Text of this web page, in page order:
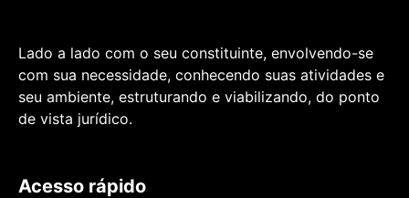
Lado a lado com o seu constituinte, envolvendo-se
com sua necessidade, conhecendo suas atividades e
seu ambiente, estruturando e viabilizando, do ponto
de vista jurídico.
Acesso rápido